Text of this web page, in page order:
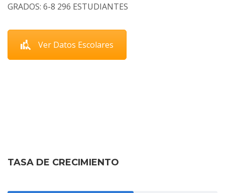
GRADOS: 6-8 296 ESTUDIANTES
Ver Datos Escolares
TASA DE CRECIMIENTO